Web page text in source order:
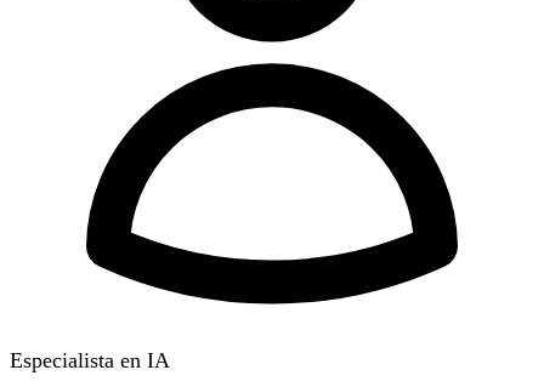
Especialista en IA